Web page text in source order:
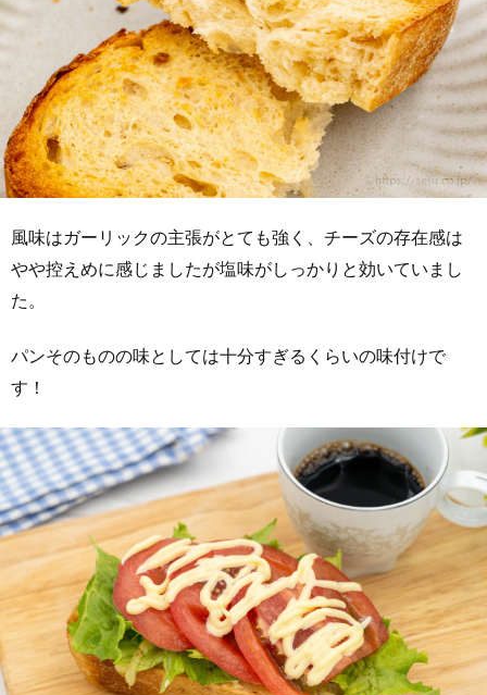
風味はガーリックの主張がとても強く、チーズの存在感は
やや控えめに感じましたが塩味がしっかりと効いていまし
た。
パンそのものの味としては十分すぎるくらいの味付けで
す！